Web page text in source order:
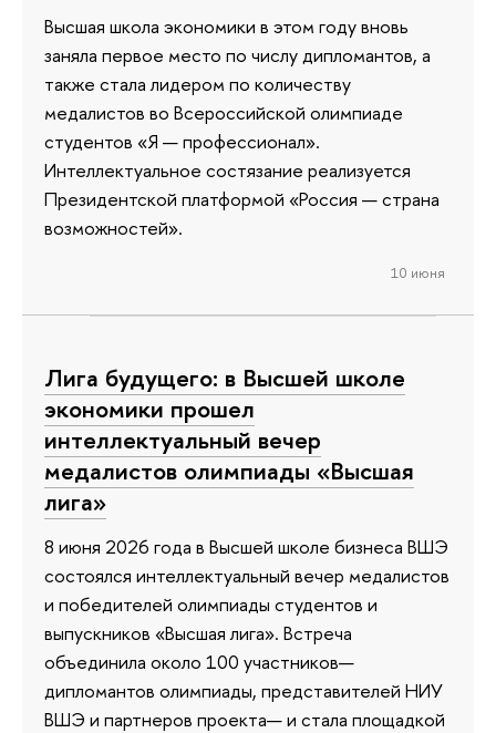
Высшая школа экономики в этом году вновь
заняла первое место по числу дипломантов, а
также стала лидером по количеству
медалистов во Всероссийской олимпиаде
студентов «Я — профессионал».
Интеллектуальное состязание реализуется
Президентской платформой «Россия — страна
возможностей».
10 июня
Лига будущего: в Высшей школе
экономики прошел
интеллектуальный вечер
медалистов олимпиады «Высшая
лига»
8 июня 2026 года в Высшей школе бизнеса ВШЭ
состоялся интеллектуальный вечер медалистов
и победителей олимпиады студентов и
выпускников «Высшая лига». Встреча
объединила около 100 участников—
дипломантов олимпиады, представителей НИУ
ВШЭ и партнеров проекта— и стала площадкой